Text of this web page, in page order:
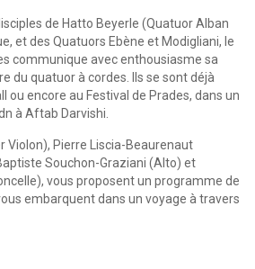
de Hatto Beyerle (Quatuor Alban
et des Quatuors Ebène et Modigliani, le
communique avec enthousiasme sa
du quatuor à cordes. Ils se sont déjà
ou encore au Festival de Prades, dans un
à Aftab Darvishi.
Violon), Pierre Liscia-Beaurenaut
Souchon-Graziani (Alto) et
vous proposent un programme de
embarquent dans un voyage à travers